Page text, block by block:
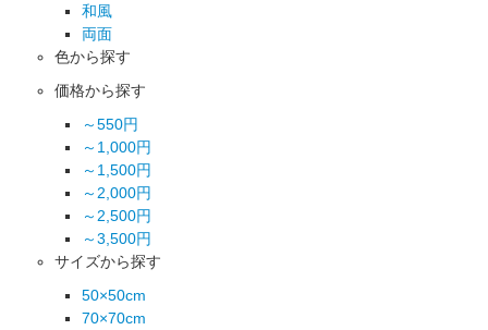
和風
両面
色から探す
価格から探す
～550円
～1,000円
～1,500円
～2,000円
～2,500円
～3,500円
サイズから探す
50×50cm
70×70cm